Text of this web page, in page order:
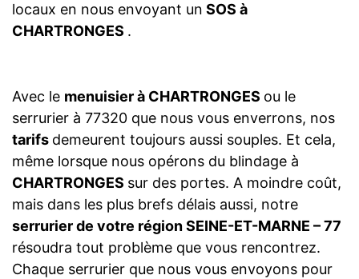
locaux en nous envoyant un SOS à
CHARTRONGES .
Avec le menuisier à CHARTRONGES ou le
serrurier à 77320 que nous vous enverrons, nos
tarifs demeurent toujours aussi souples. Et cela,
même lorsque nous opérons du blindage à
CHARTRONGES sur des portes. A moindre coût,
mais dans les plus brefs délais aussi, notre
serrurier de votre région SEINE-ET-MARNE – 77
résoudra tout problème que vous rencontrez.
Chaque serrurier que nous vous envoyons pour